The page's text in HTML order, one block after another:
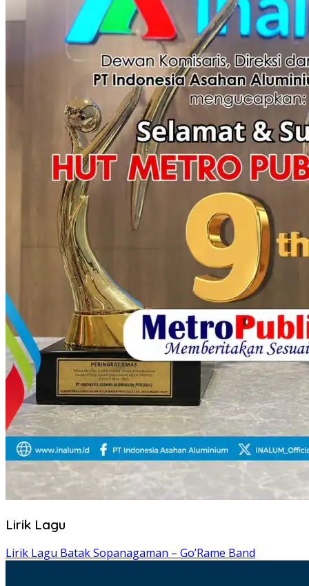
Lirik Lagu
Lirik Lagu Batak Sopanagaman – Go’Rame Band